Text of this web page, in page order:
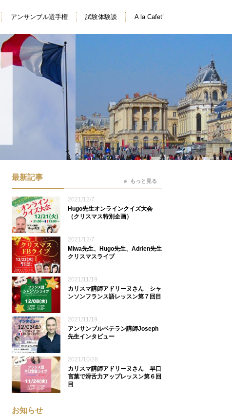
アンサンブル選手権 試験体験談 A la Cafet’
最新記事
2021/12/7
Hugo先生オンラインクイズ大会
（クリスマス特別企画）
2021/12/7
Miwa先生、Hugo先生、Adrien先生
クリスマスライブ
2021/11/19
カリスマ講師アドリーヌさん シャ
ンソンフランス語レッスン第７回目
2021/11/19
アンサンブルベテラン講師Joseph
先生インタビュー
2021/10/28
カリスマ講師アドリーヌさん 早口
言葉で滑舌力アップレッスン第６回
目
もっと見る
お知らせ